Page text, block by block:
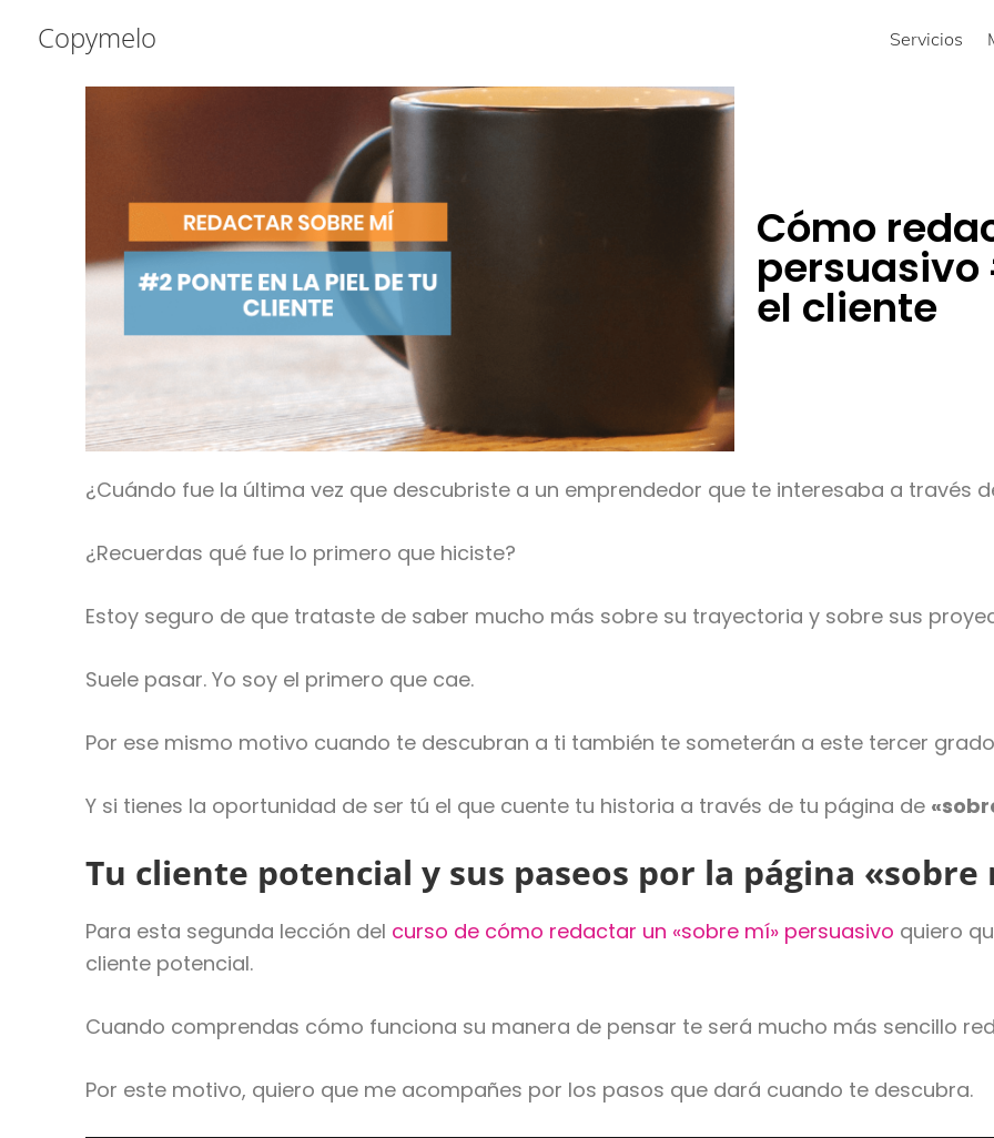
contenido
Copymelo Servicios
Cómo
persuasivo
el cliente
¿Cuándo fue la última vez que descubriste a un emprendedor que te interesaba a través
¿Recuerdas qué fue lo primero que hiciste?
Estoy seguro de que trataste de saber mucho más sobre su trayectoria y sobre sus
Suele pasar. Yo soy el primero que cae.
Por ese mismo motivo cuando te descubran a ti también te someterán a este tercer
Y si tienes la oportunidad de ser tú el que cuente tu historia a través de tu página de
Tu cliente potencial y sus paseos por la página «sobre
Para esta segunda lección del curso de cómo redactar un «sobre mí» persuasivo quiero
cliente potencial.
Cuando comprendas cómo funciona su manera de pensar te será mucho más sencillo
Por este motivo, quiero que me acompañes por los pasos que dará cuando te descubra.